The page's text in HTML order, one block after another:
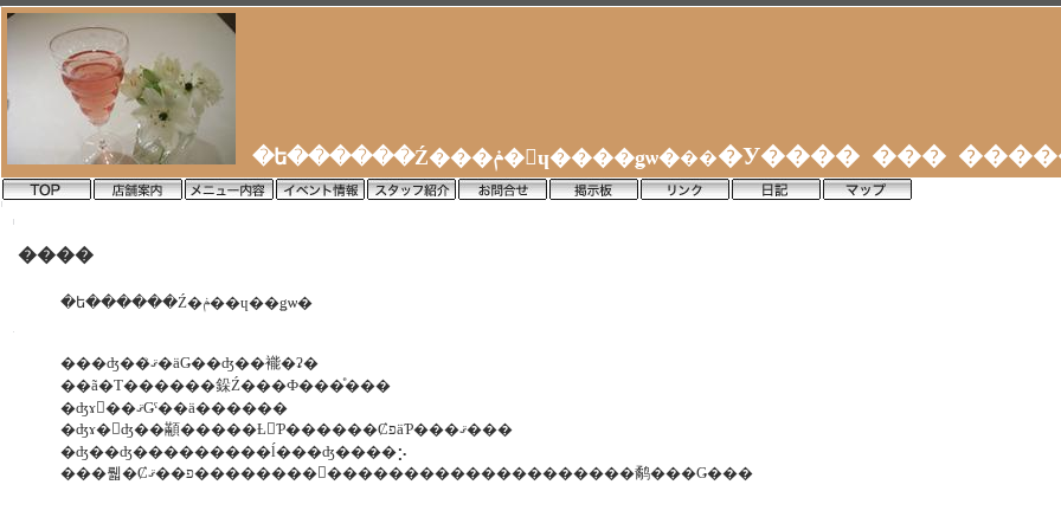
�ե������Ź���ݥ�󎥥ɥ����ǥѡ����У���� ���
����
�ե������Ź�ݥ��ɥ��ǥѡ�
���ʤ��ޤꤪ�äǤ��ʤ��褦�ʡ�
��ã�Τ������䤪Ź���Ф���ͤ���
�ʤɤ򡢺��ޤǤˤ��ä������
�ʤɤ�򤨤ʤ��顢�����Ƚ񤤤Ƥ������ȻפäƤ���ޤ���
�ʤ��ʤ���������ĺ���ʤ����⡢
���뤫�Ȼפ��ޤ��������򤪤��������������������鹬���Ǥ���